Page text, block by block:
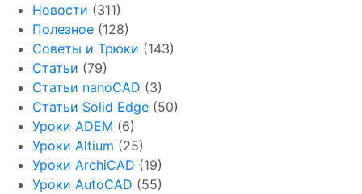
Новости (311)
Полезное (128)
Советы и Трюки (143)
Статьи (79)
Статьи nanoCAD (3)
Статьи Solid Edge (50)
Уроки ADEM (6)
Уроки Altium (25)
Уроки ArchiCAD (19)
Уроки AutoCAD (55)